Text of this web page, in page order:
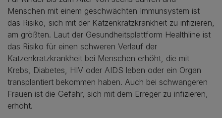
Menschen mit einem geschwächten Immunsystem ist
das Risiko, sich mit der Katzenkratzkrankheit zu infizieren,
am größten. Laut der Gesundheitsplattform Healthline ist
das Risiko für einen schweren Verlauf der
Katzenkratzkrankheit bei Menschen erhöht, die mit
Krebs, Diabetes, HIV oder AIDS leben oder ein Organ
transplantiert bekommen haben. Auch bei schwangeren
Frauen ist die Gefahr, sich mit dem Erreger zu infizieren,
erhöht.